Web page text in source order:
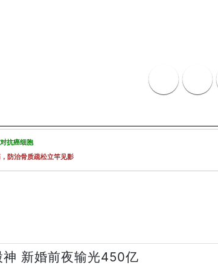
抗癌细胞
防治骨质疏松立竿见影
神 新婚前夜输光450亿